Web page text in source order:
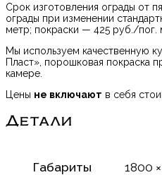
Срок изготовления ограды от
ограды при изменении
метр; покраски — 425 руб./пог.
Мы используем качественную
Пласт», порошковая покраска
камере.
Цены не включают в себя
Детали
Габариты 1800